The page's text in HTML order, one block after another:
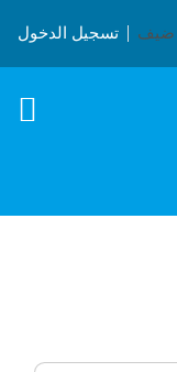
ضيف تسجيل الدخول